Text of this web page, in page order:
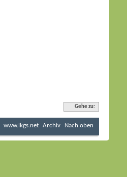
Gehe zu:
www.lkgs.net Archiv Nach oben